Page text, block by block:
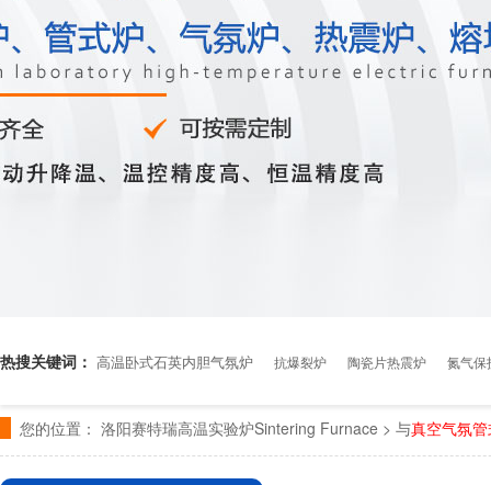
热搜关键词： 高温卧式石英内胆气氛炉 抗爆裂炉 陶瓷片热震炉 氮气保
您的位置： 洛阳赛特瑞高温实验炉Sintering Furnace > 与真空气氛